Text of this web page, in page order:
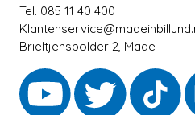
Tel. 085 11 40 400
Brieltjenspolder 2, Made